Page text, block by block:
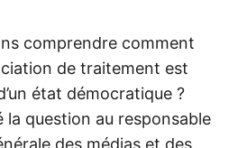
comprendre comment
de traitement est
état démocratique ?
la question au responsable
des médias et des